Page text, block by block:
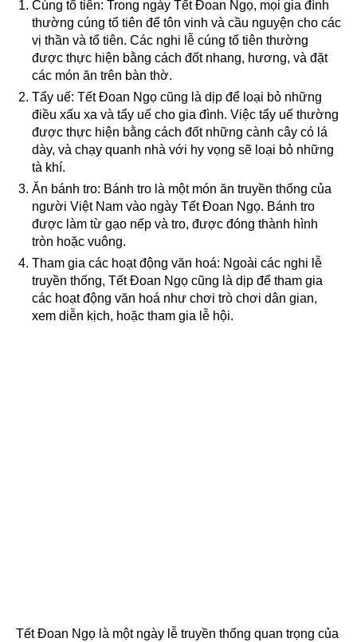
Cúng tổ tiên: Trong ngày Tết Đoan Ngọ, mọi gia đình
thường cúng tổ tiên để tôn vinh và cầu nguyện cho các
vị thần và tổ tiên. Các nghi lễ cúng tổ tiên thường
được thực hiện bằng cách đốt nhang, hương, và đặt
các món ăn trên bàn thờ.
Tẩy uế: Tết Đoan Ngọ cũng là dịp để loại bỏ những
điều xấu xa và tẩy uế cho gia đình. Việc tẩy uế thường
được thực hiện bằng cách đốt những cành cây có lá
dày, và chạy quanh nhà với hy vọng sẽ loại bỏ những
tà khí.
Ăn bánh tro: Bánh tro là một món ăn truyền thống của
người Việt Nam vào ngày Tết Đoan Ngọ. Bánh tro
được làm từ gạo nếp và tro, được đóng thành hình
tròn hoặc vuông.
Tham gia các hoạt động văn hoá: Ngoài các nghi lễ
truyền thống, Tết Đoan Ngọ cũng là dịp để tham gia
các hoạt động văn hoá như chơi trò chơi dân gian,
xem diễn kịch, hoặc tham gia lễ hội.
Tết Đoan Ngọ là một ngày lễ truyền thống quan trọng của